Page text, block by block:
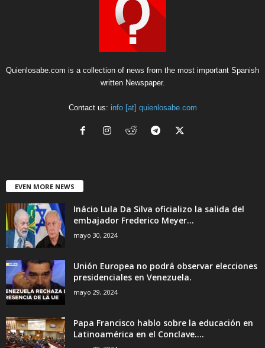
Quienlosabe.com is a collection of news from the most important Spanish
written Newspaper.
Contact us: info [at] quienlosabe.com
EVEN MORE NEWS
Inácio Lula Da Silva oficializo la salida del
embajador Frederico Meyer...
mayo 30, 2024
Unión Europea no podrá observar elecciones
presidenciales en Venezuela.
mayo 29, 2024
Papa Francisco hablo sobre la educación en
Latinoamérica en el Conclave....